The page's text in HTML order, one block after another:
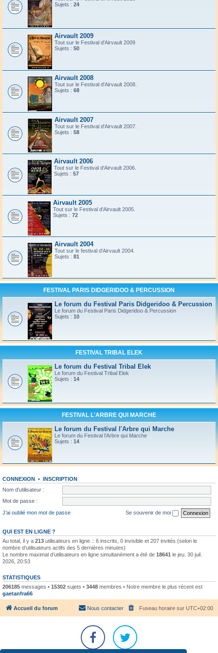
Sujets : 24
Airvault 2009
Tout sur le Festival d'Airvault 2009
Sujets : 50
Airvault 2008
Tout sur le Festival d'Airvault 2008.
Sujets : 68
Airvault 2007
Tout sur le Festival d'Airvault 2007.
Sujets : 58
Airvault 2006
Tout sur le Festival d'Airvault 2006.
Sujets : 57
Airvault 2005
Tout sur le Festival d'Airvault 2005.
Sujets : 72
Airvault 2004
Tout sur le festival d'Airvault 2004.
Sujets : 81
FESTIVAL PARIS DIDGERIDOO & PERCUSSION
Le forum du Festival Paris Didgeridoo & Percussion
Le forum du Festival Paris Didgeridoo & Percussion
Sujets : 10
FESTIVAL TRIBAL ELEK
Le forum du Festival Tribal Elek
Le forum du Festival Tribal Elek
Sujets : 14
FESTIVAL L'ARBRE QUI MARCHE
Le forum du Festival l'Arbre qui Marche
Le forum du Festival l'Arbre qui Marche
Sujets : 14
CONNEXION • INSCRIPTION
Nom d’utilisateur :
Mot de passe :
J’ai oublié mon mot de passe
Se souvenir de moi
QUI EST EN LIGNE ?
Au total, il y a 213 utilisateurs en ligne :: 6 inscrits, 0 invisible et 207 invités (selon le
nombre d’utilisateurs actifs des 5 dernières minutes)
Le nombre maximal d’utilisateurs en ligne simultanément a été de 18641 le jeu. 30 juil.
2026, 20:53
STATISTIQUES
206185 messages • 15302 sujets • 3448 membres • Notre membre le plus récent est
gaetanfra66
Accueil du forum Fuseau horaire sur UTC+02:00
Nous contacter